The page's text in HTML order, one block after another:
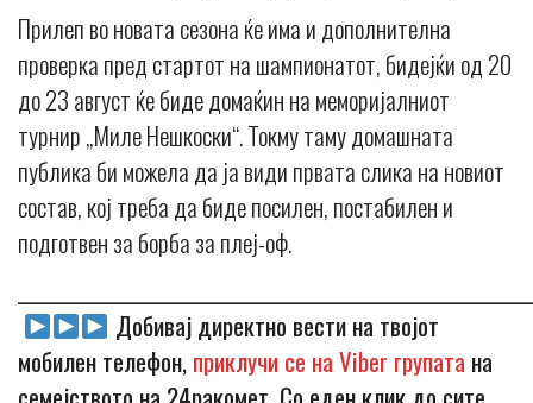
Прилеп во новата сезона ќе има и дополнителна
проверка пред стартот на шампионатот, бидејќи од 20
до 23 август ќе биде домаќин на меморијалниот
турнир „Миле Нешкоски“. Токму таму домашната
публика би можела да ја види првата слика на новиот
состав, кој треба да биде посилен, постабилен и
подготвен за борба за плеј-оф.
Добивај директно вести на твојот
мобилен телефон,приклучи се на Viber групата на